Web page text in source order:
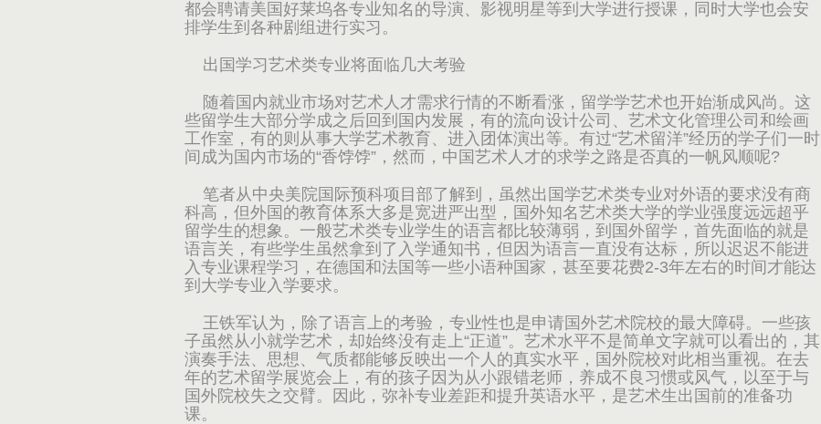
都会聘请美国好莱坞各专业知名的导演、影视明星等到大学进行授课，同时大学也会安
排学生到各种剧组进行实习。
出国学习艺术类专业将面临几大考验
随着国内就业市场对艺术人才需求行情的不断看涨，留学学艺术也开始渐成风尚。这
些留学生大部分学成之后回到国内发展，有的流向设计公司、艺术文化管理公司和绘画
工作室，有的则从事大学艺术教育、进入团体演出等。有过“艺术留洋”经历的学子们一时
间成为国内市场的“香饽饽”，然而，中国艺术人才的求学之路是否真的一帆风顺呢?
笔者从中央美院国际预科项目部了解到，虽然出国学艺术类专业对外语的要求没有商
科高，但外国的教育体系大多是宽进严出型，国外知名艺术类大学的学业强度远远超乎
留学生的想象。一般艺术类专业学生的语言都比较薄弱，到国外留学，首先面临的就是
语言关，有些学生虽然拿到了入学通知书，但因为语言一直没有达标，所以迟迟不能进
入专业课程学习，在德国和法国等一些小语种国家，甚至要花费2-3年左右的时间才能达
到大学专业入学要求。
王铁军认为，除了语言上的考验，专业性也是申请国外艺术院校的最大障碍。一些孩
子虽然从小就学艺术，却始终没有走上“正道”。艺术水平不是简单文字就可以看出的，其
演奏手法、思想、气质都能够反映出一个人的真实水平，国外院校对此相当重视。在去
年的艺术留学展览会上，有的孩子因为从小跟错老师，养成不良习惯或风气，以至于与
国外院校失之交臂。因此，弥补专业差距和提升英语水平，是艺术生出国前的准备功
课。